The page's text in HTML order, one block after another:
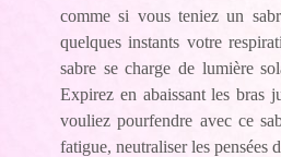
comme si vous teniez un
quelques instants votre
sabre se charge de lumière
Expirez en abaissant les bras
vouliez pourfendre avec ce
fatigue, neutraliser les pensées